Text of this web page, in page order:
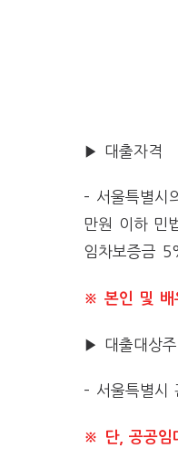
▶ 대출자격
– 서울특별시
만원 이하 민
임차보증금
※ 본인 및 배
▶ 대출대상주
– 서울특별시
※ 단, 공공임